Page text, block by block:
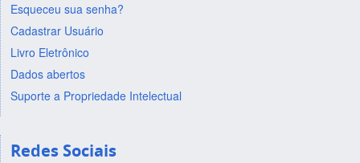
Esqueceu sua senha?
Cadastrar Usuário
Livro Eletrônico
Dados abertos
Suporte a Propriedade Intelectual
Redes Sociais